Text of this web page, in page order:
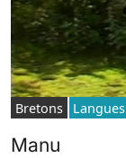
Bretons Langues
Manu